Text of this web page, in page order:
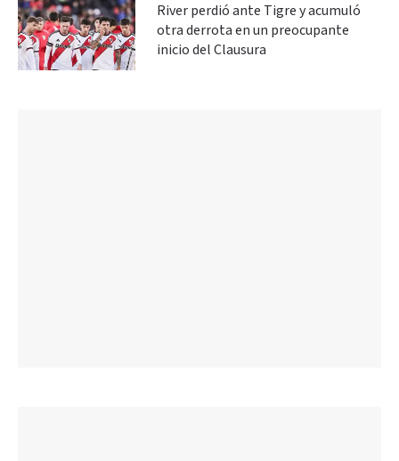
River perdió ante Tigre y acumuló
otra derrota en un preocupante
inicio del Clausura